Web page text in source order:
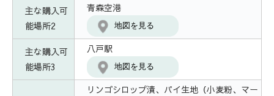
主な購入可
能場所2
青森空港
地図を見る
主な購入可
能場所3
八戸駅
地図を見る
リンゴシロップ漬、パイ生地（小麦粉、マー